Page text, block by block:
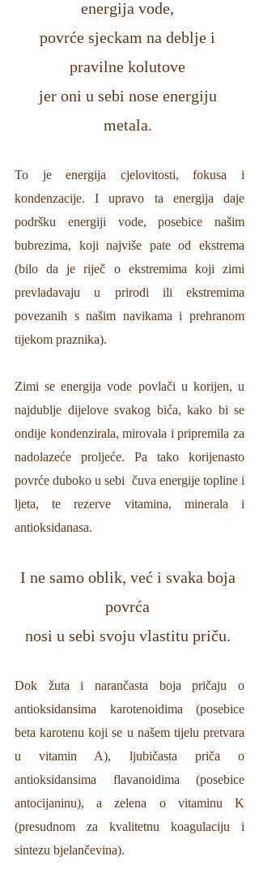
energija vode,
povrće sjeckam na deblje i
pravilne kolutove
jer oni u sebi nose energiju
metala.
To je energija cjelovitosti, fokusa i
kondenzacije. I upravo ta energija daje
podršku energiji vode, posebice našim
bubrezima, koji najviše pate od ekstrema
(bilo da je riječ o ekstremima koji zimi
prevladavaju u prirodi ili ekstremima
povezanih s našim navikama i prehranom
tijekom praznika).
Zimi se energija vode povlači u korijen, u
najdublje dijelove svakog bića, kako bi se
ondije kondenzirala, mirovala i pripremila za
nadolazeće proljeće. Pa tako korijenasto
povrće duboko u sebi  čuva energije topline i
ljeta, te rezerve vitamina, minerala i
antioksidanasa.
I ne samo oblik, već i svaka boja
povrća
nosi u sebi svoju vlastitu priču.
Dok žuta i narančasta boja pričaju o
antioksidansima karotenoidima (posebice
beta karotenu koji se u našem tijelu pretvara
u vitamin A), ljubičasta priča o
antioksidansima flavanoidima (posebice
antocijaninu), a zelena o vitaminu K
(presudnom za kvalitetnu koagulaciju i
sintezu bjelančevina).